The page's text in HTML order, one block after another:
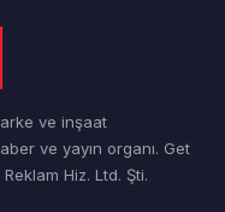
ve inşaat
ve yayın organı. Get
Hiz. Ltd. Şti.